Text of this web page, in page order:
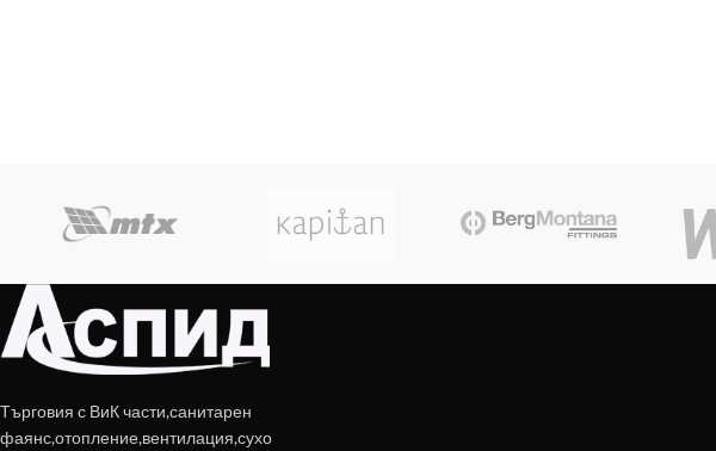
Търговия с ВиК части,санитарен
фаянс,отопление,вентилация,сухо